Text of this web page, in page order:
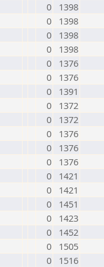
0
1398
0
1398
0
1398
0
1398
0
1376
0
1376
0
1391
0
1372
0
1372
0
1376
0
1376
0
1376
0
1421
0
1421
0
1451
0
1423
0
1452
0
1505
0
1516